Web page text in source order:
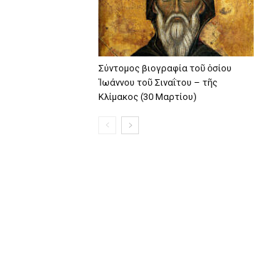
Σύντομος βιογραφία τοῦ ὁσίου
Ἰωάννου τοῦ Σιναΐτου – τῆς
Κλίμακος (30 Μαρτίου)